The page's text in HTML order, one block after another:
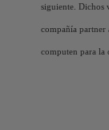
siguiente. Dichos
compañía partner
computen para la